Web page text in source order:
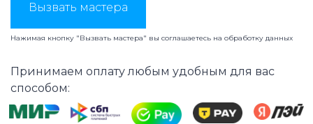
Вызвать мастера
Нажимая кнопку "Вызвать мастера" вы соглашаетесь на обработку данных
Принимаем оплату любым удобным для вас
способом: